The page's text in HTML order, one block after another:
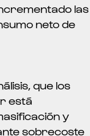
las
neto de
que los
está
y
sobrecoste